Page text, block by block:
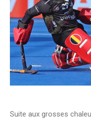
Suite aux grosses